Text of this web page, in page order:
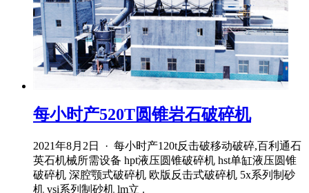
每小时产520T圆锥岩石破碎机
2021年8月2日 · 每小时产120t反击破移动破碎,百利通石
英石机械所需设备 hpt液压圆锥破碎机 hst单缸液压圆锥
破碎机 深腔颚式破碎机 欧版反击式破碎机 5x系列制砂
机 vsi系列制砂机 lm立 .